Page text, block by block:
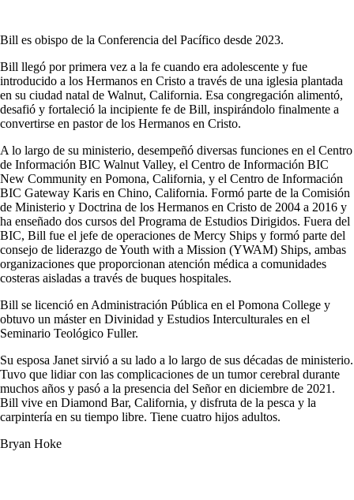
Bill es obispo de la Conferencia del Pacífico desde 2023.
Bill llegó por primera vez a la fe cuando era adolescente y fue
introducido a los Hermanos en Cristo a través de una iglesia plantada
en su ciudad natal de Walnut, California. Esa congregación alimentó,
desafió y fortaleció la incipiente fe de Bill, inspirándolo finalmente a
convertirse en pastor de los Hermanos en Cristo.
A lo largo de su ministerio, desempeñó diversas funciones en el Centro
de Información BIC Walnut Valley, el Centro de Información BIC
New Community en Pomona, California, y el Centro de Información
BIC Gateway Karis en Chino, California. Formó parte de la Comisión
de Ministerio y Doctrina de los Hermanos en Cristo de 2004 a 2016 y
ha enseñado dos cursos del Programa de Estudios Dirigidos. Fuera del
BIC, Bill fue el jefe de operaciones de Mercy Ships y formó parte del
consejo de liderazgo de Youth with a Mission (YWAM) Ships, ambas
organizaciones que proporcionan atención médica a comunidades
costeras aisladas a través de buques hospitales.
Bill se licenció en Administración Pública en el Pomona College y
obtuvo un máster en Divinidad y Estudios Interculturales en el
Seminario Teológico Fuller.
Su esposa Janet sirvió a su lado a lo largo de sus décadas de ministerio.
Tuvo que lidiar con las complicaciones de un tumor cerebral durante
muchos años y pasó a la presencia del Señor en diciembre de 2021.
Bill vive en Diamond Bar, California, y disfruta de la pesca y la
carpintería en su tiempo libre. Tiene cuatro hijos adultos.
Bryan Hoke